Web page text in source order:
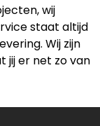
wij
staat altijd
Wij zijn
jij er net zo van